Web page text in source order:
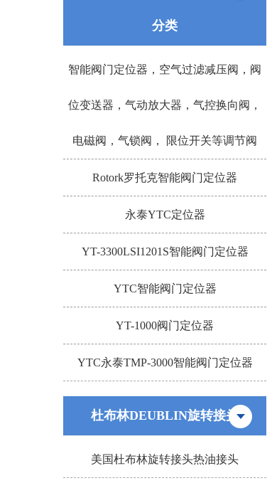
分类
智能阀门定位器，空气过滤减压阀，阀
位变送器，气动放大器，气控换向阀，
电磁阀，气锁阀， 限位开关等调节阀
Rotork罗托克智能阀门定位器
永泰YTC定位器
YT-3300LSI1201S智能阀门定位器
YTC智能阀门定位器
YT-1000阀门定位器
YTC永泰TMP-3000智能阀门定位器
杜布林DEUBLIN旋转接头
美国杜布林旋转接头热油接头